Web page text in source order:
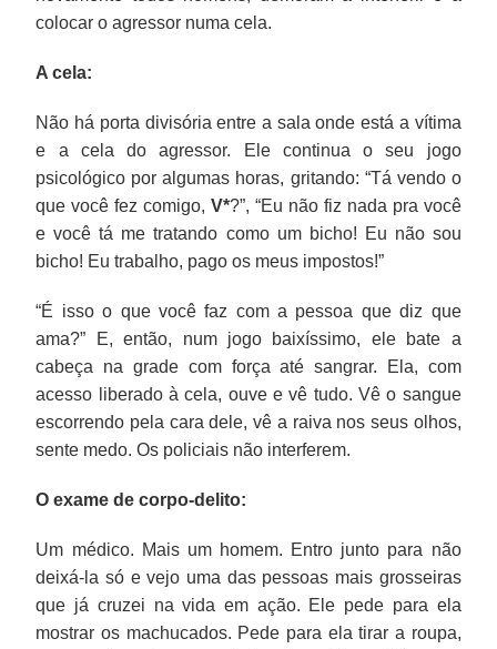
colocar o agressor numa cela.
A cela:
Não há porta divisória entre a sala onde está a vítima
e a cela do agressor. Ele continua o seu jogo
psicológico por algumas horas, gritando: “Tá vendo o
que você fez comigo,V*?”, “Eu não fiz nada pra você
e você tá me tratando como um bicho! Eu não sou
bicho! Eu trabalho, pago os meus impostos!”
“É isso o que você faz com a pessoa que diz que
ama?” E, então, num jogo baixíssimo, ele bate a
cabeça na grade com força até sangrar. Ela, com
acesso liberado à cela, ouve e vê tudo. Vê o sangue
escorrendo pela cara dele, vê a raiva nos seus olhos,
sente medo. Os policiais não interferem.
O exame de corpo-delito:
Um médico. Mais um homem. Entro junto para não
deixá-la só e vejo uma das pessoas mais grosseiras
que já cruzei na vida em ação. Ele pede para ela
mostrar os machucados. Pede para ela tirar a roupa,